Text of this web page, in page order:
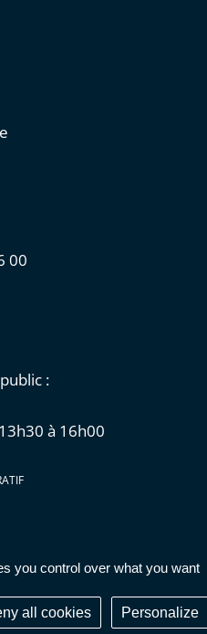
you control over what you want
all cookies Personalize
00
:
à 16h00
personnelles